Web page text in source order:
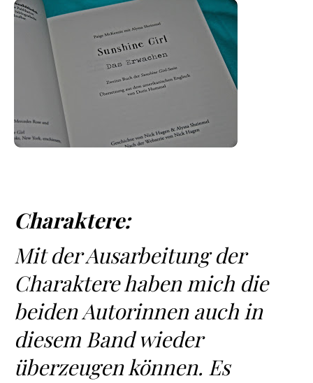
Charaktere:
Mit der Ausarbeitung der
Charaktere haben mich die
beiden Autorinnen auch in
diesem Band wieder
überzeugen können. Es